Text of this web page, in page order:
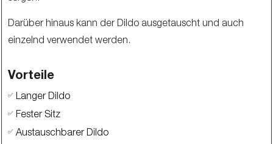
Darüber hinaus kann der Dildo ausgetauscht und auch
einzelnd verwendet werden.
Vorteile
✅ Langer Dildo
✅ Fester Sitz
✅ Austauschbarer Dildo